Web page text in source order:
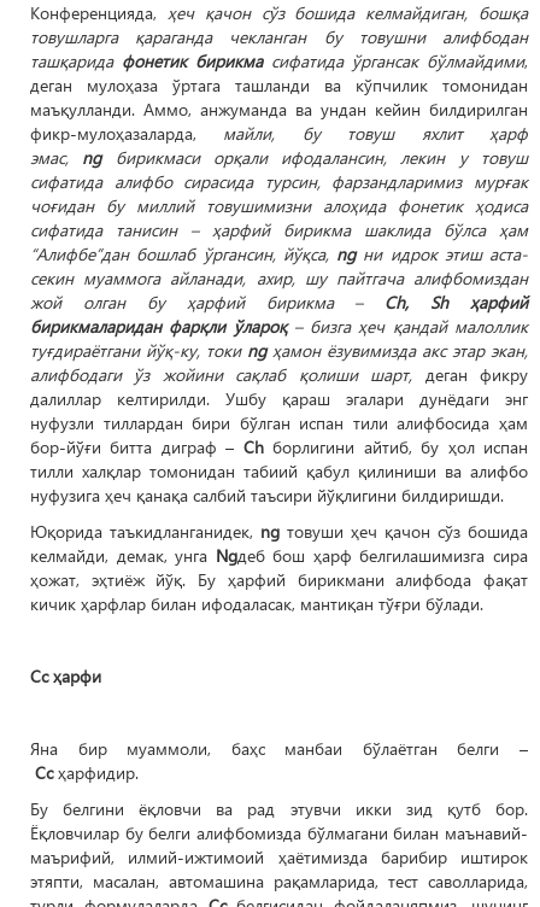
Конференцияда, ҳеч қачон сўз бошида келмайдиган, бошқа
товушларга қараганда чекланган бу товушни алифбодан
ташқарида фонетик бирикмасифатида ўргансак бўлмайдими,
деган мулоҳаза ўртага ташланди ва кўпчилик томонидан
маъқулланди. Аммо, анжуманда ва ундан кейин билдирилган
фикр-мулоҳазаларда, майли, бу товуш яхлит ҳарф
эмас, ngбирикмаси орқали ифодалансин, лекин у товуш
сифатида алифбо сирасида турсин, фарзандларимиз мурғак
чоғидан бу миллий товушимизни алоҳида фонетик ҳодиса
сифатида танисин – ҳарфий бирикма шаклида бўлса ҳам
“Алифбе”дан бошлаб ўргансин, йўқса,ngни идрок этиш аста-
секин муаммога айланади, ахир, шу пайтгача алифбомиздан
жой олган бу ҳарфий бирикма – Ch, Sh ҳарфий
бирикмаларидан фарқли ўлароқ– бизга ҳеч қандай малоллик
туғдираётгани йўқ-ку, токи ngҳамон ёзувимизда акс этар экан,
алифбодаги ўз жойини сақлаб қолиши шарт, деган фикру
далиллар келтирилди. Ушбу қараш эгалари дунёдаги энг
нуфузли тиллардан бири бўлган испан тили алифбосида ҳам
бор-йўғи битта диграф – Chборлигини айтиб, бу ҳол испан
тилли халқлар томонидан табиий қабул қилиниши ва алифбо
нуфузига ҳеч қанақа салбий таъсири йўқлигини билдиришди.
Юқорида таъкидланганидек, ng товуши ҳеч қачон сўз бошида
келмайди, демак, унга Ngдеб бош ҳарф белгилашимизга сира
ҳожат, эҳтиёж йўқ. Бу ҳарфий бирикмани алифбода фақат
кичик ҳарфлар билан ифодаласак, мантиқан тўғри бўлади.
Сс ҳарфи
Яна бир муаммоли, баҳс манбаи бўлаётган белги –
Ссҳарфидир.
Бу белгини ёқловчи ва рад этувчи икки зид қутб бор.
Ёқловчилар бу белги алифбомизда бўлмагани билан маънавий-
маърифий, илмий-ижтимоий ҳаётимизда барибир иштирок
этяпти, масалан, автомашина рақамларида, тест саволларида,